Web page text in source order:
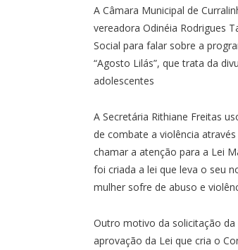
A Câmara Municipal de
vereadora Odinéia Rodrigues
Social para falar sobre a
“Agosto Lilás”, que trata da
adolescentes
A Secretária Rithiane Freitas
de combate a violência
chamar a atenção para a Lei
foi criada a lei que leva o seu
mulher sofre de abuso e
Outro motivo da solicitação
aprovação da Lei que cria o